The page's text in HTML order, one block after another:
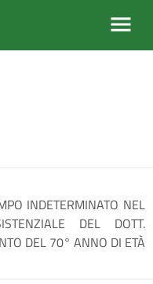
INDETERMINATO NEL
DEL DOTT.
DEL 70° ANNO DI ETÀ